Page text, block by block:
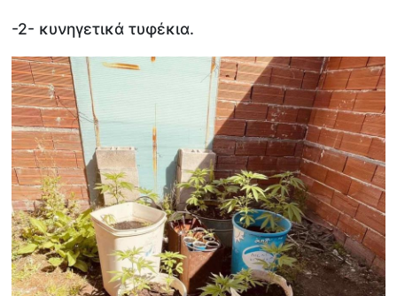
-2- κυνηγετικά τυφέκια.